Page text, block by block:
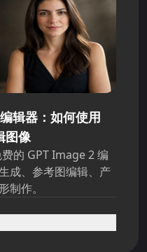
辑器：如何使用
图像
的 GPT Image 2 编
成、参考图编辑、产
制作。